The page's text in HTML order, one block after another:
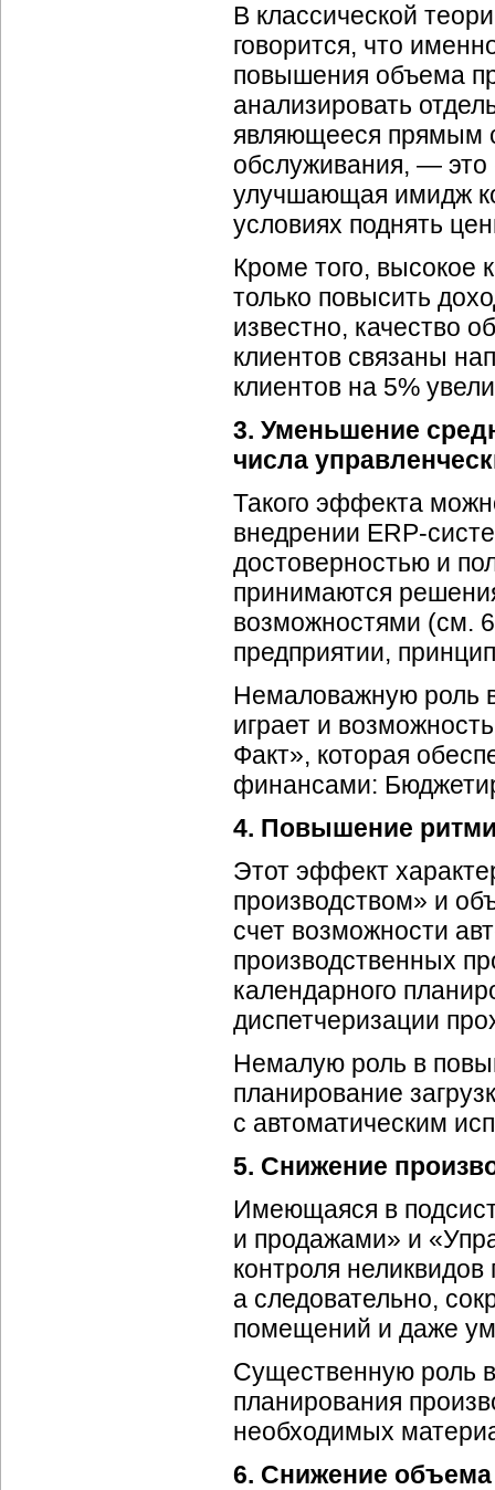
В классической
говорится, что
повышения объема
анализировать
являющееся прямым
обслуживания, — это
улучшающая имидж
условиях поднять
Кроме того, высокое
только повысить
известно, качество
клиентов связаны
клиентов на 5%
3. Уменьшение
числа
Такого эффекта
внедрении ERP-
достоверностью и
принимаются
возможностями (см.
предприятии,
Немаловажную роль
играет и
Факт», которая
финансами:
4. Повышение
Этот эффект
производством» и
счет возможности
производственных
календарного
диспетчеризации
Немалую роль в
планирование
с автоматическим
5. Снижение
Имеющаяся в
и продажами» и
контроля
а следовательно,
помещений и даже
Существенную роль
планирования
необходимых
6. Снижение